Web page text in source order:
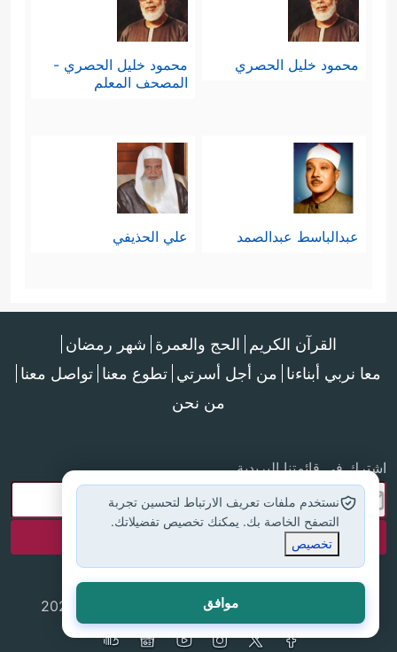
محمود خليل الحصري
محمود خليل الحصري -
المصحف المعلم
عبدالباسط عبدالصمد علي الحذيفي
القرآن الكريم الحج والعمرة شهر رمضان
معا نربي أبناءنا من أجل أسرتي تطوع معنا تواصل معنا
من نحن
اشترك في قائمتنا البريدية
جميع الحقوق محفوظة لموقع إسلام أون لاين © 2025
نستخدم ملفات تعريف الارتباط لتحسين تجربة
التصفح الخاصة بك. يمكنك تخصيص تفضيلاتك.
تخصيص
موافق